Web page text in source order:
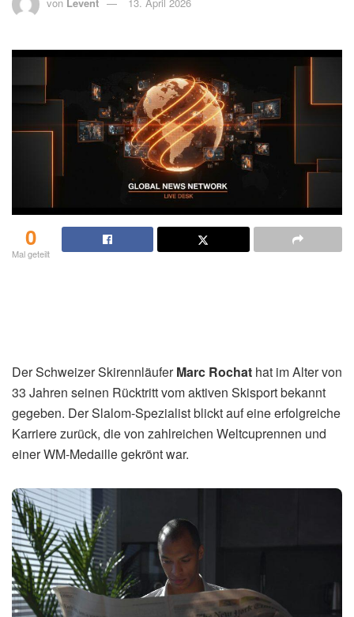
0
Mal geteilt
Der Schweizer SkirennläuferMarc Rochat hat im Alter von
33 Jahren seinen Rücktritt vom aktiven Skisport bekannt
gegeben. Der Slalom-Spezialist blickt auf eine erfolgreiche
Karriere zurück, die von zahlreichen Weltcuprennen und
einer WM-Medaille gekrönt war.